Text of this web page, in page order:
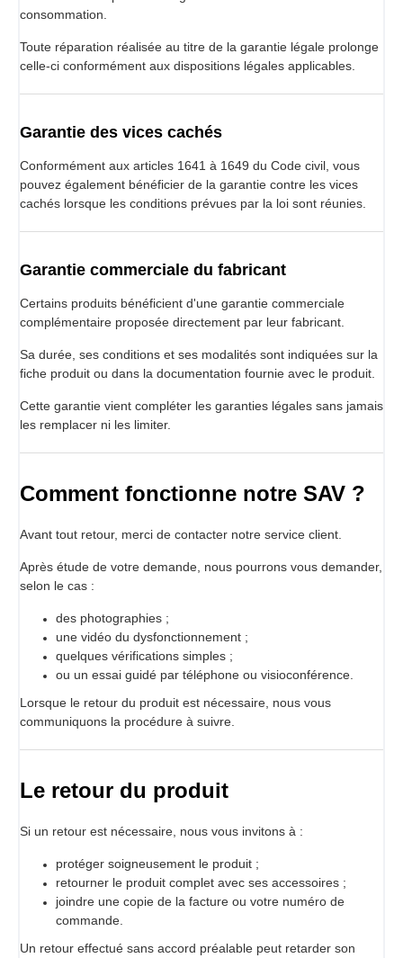
consommation.
Toute réparation réalisée au titre de la garantie légale prolonge
celle-ci conformément aux dispositions légales applicables.
Garantie des vices cachés
Conformément aux articles 1641 à 1649 du Code civil, vous
pouvez également bénéficier de la garantie contre les vices
cachés lorsque les conditions prévues par la loi sont réunies.
Garantie commerciale du fabricant
Certains produits bénéficient d'une garantie commerciale
complémentaire proposée directement par leur fabricant.
Sa durée, ses conditions et ses modalités sont indiquées sur la
fiche produit ou dans la documentation fournie avec le produit.
Cette garantie vient compléter les garanties légales sans jamais
les remplacer ni les limiter.
Comment fonctionne notre SAV ?
Avant tout retour, merci de contacter notre service client.
Après étude de votre demande, nous pourrons vous demander,
selon le cas :
des photographies ;
une vidéo du dysfonctionnement ;
quelques vérifications simples ;
ou un essai guidé par téléphone ou visioconférence.
Lorsque le retour du produit est nécessaire, nous vous
communiquons la procédure à suivre.
Le retour du produit
Si un retour est nécessaire, nous vous invitons à :
protéger soigneusement le produit ;
retourner le produit complet avec ses accessoires ;
joindre une copie de la facture ou votre numéro de
commande.
Un retour effectué sans accord préalable peut retarder son